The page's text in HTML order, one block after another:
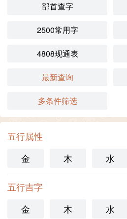
部首查字
2500常用字
4808现通表
最新查询
多条件筛选
五行属性
金
木 水
五行吉字
金
木 水